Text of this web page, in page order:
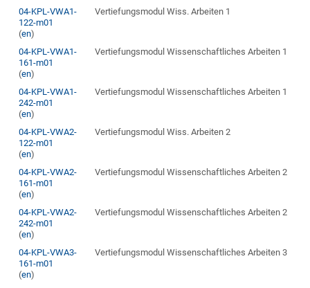
04-KPL-VWA1-
122-m01
(en)
Vertiefungsmodul Wiss. Arbeiten 1
04-KPL-VWA1-
161-m01
(en)
Vertiefungsmodul Wissenschaftliches Arbeiten 1
04-KPL-VWA1-
242-m01
(en)
Vertiefungsmodul Wissenschaftliches Arbeiten 1
04-KPL-VWA2-
122-m01
(en)
Vertiefungsmodul Wiss. Arbeiten 2
04-KPL-VWA2-
161-m01
(en)
Vertiefungsmodul Wissenschaftliches Arbeiten 2
04-KPL-VWA2-
242-m01
(en)
Vertiefungsmodul Wissenschaftliches Arbeiten 2
04-KPL-VWA3-
161-m01
(en)
Vertiefungsmodul Wissenschaftliches Arbeiten 3